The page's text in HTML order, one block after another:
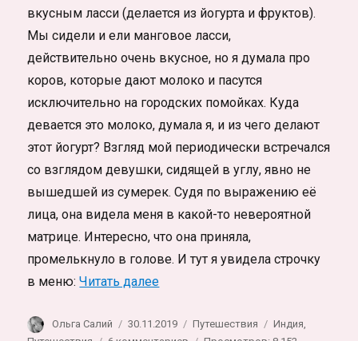
вкусным ласси (делается из йогурта и фруктов).
Мы сидели и ели манговое ласси,
действительно очень вкусное, но я думала про
коров, которые дают молоко и пасутся
исключительно на городских помойках. Куда
девается это молоко, думала я, и из чего делают
этот йогурт? Взгляд мой периодически встречался
со взглядом девушки, сидящей в углу, явно не
вышедшей из сумерек. Судя по выражению её
лица, она видела меня в какой-то невероятной
матрице. Интересно, что она приняла,
промелькнуло в голове. И тут я увидела строчку
в меню:Читать далее«Индия. Бханг Ласси трип в
Автор
Ольга Салий Опубликовано
30.11.2019 Рубрики
Путешествия Метки
Индия,